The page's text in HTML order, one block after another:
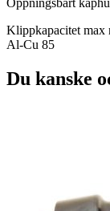
Öppningsbart
Klippkapacitet max
Al-Cu 85
Du kanske